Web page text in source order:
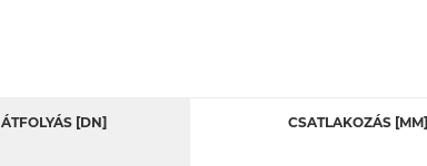
ÁTFOLYÁS [DN] CSATLAKOZÁS [MM]